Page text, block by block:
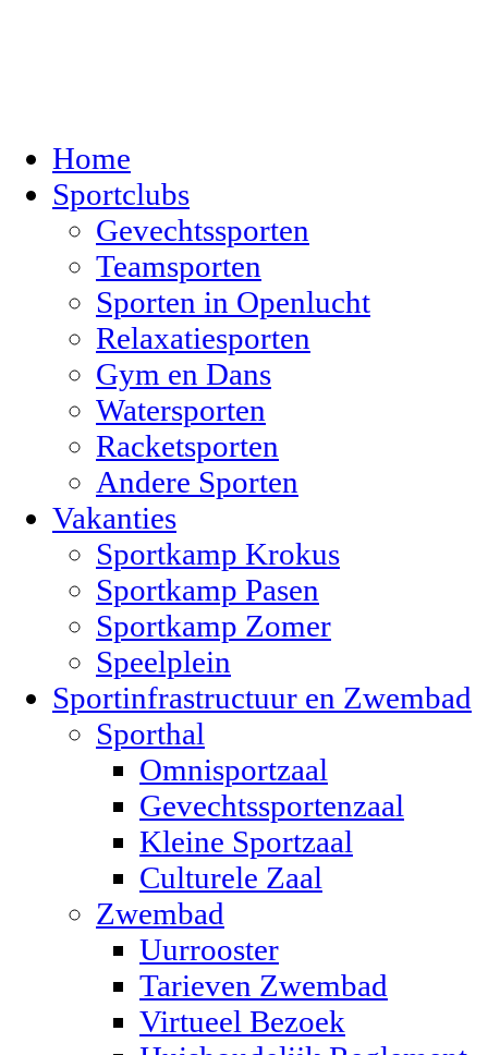
Home
Sportclubs
Gevechtssporten
Teamsporten
Sporten in Openlucht
Relaxatiesporten
Gym en Dans
Watersporten
Racketsporten
Andere Sporten
Vakanties
Sportkamp Krokus
Sportkamp Pasen
Sportkamp Zomer
Speelplein
Sportinfrastructuur en Zwembad
Sporthal
Omnisportzaal
Gevechtssportenzaal
Kleine Sportzaal
Culturele Zaal
Zwembad
Uurrooster
Tarieven Zwembad
Virtueel Bezoek